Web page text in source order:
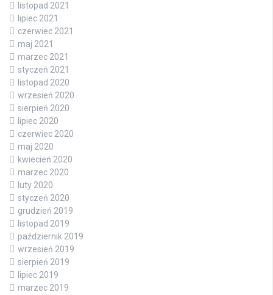
listopad 2021
lipiec 2021
czerwiec 2021
maj 2021
marzec 2021
styczeń 2021
listopad 2020
wrzesień 2020
sierpień 2020
lipiec 2020
czerwiec 2020
maj 2020
kwiecień 2020
marzec 2020
luty 2020
styczeń 2020
grudzień 2019
listopad 2019
październik 2019
wrzesień 2019
sierpień 2019
lipiec 2019
marzec 2019